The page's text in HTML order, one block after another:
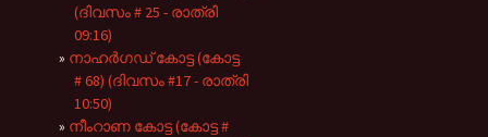
(ദിവസം # 25 - രാത്രി
09:16)
നാഹർഗഡ് കോട്ട (കോട്ട
# 68) (ദിവസം #17 - രാത്രി
10:50)
നീംറാണ കോട്ട (കോട്ട #